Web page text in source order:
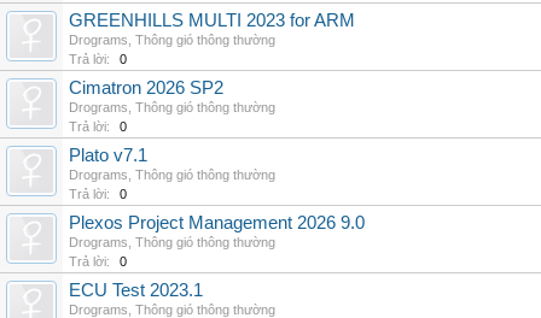
GREENHILLS MULTI 2023 for ARM
Drograms Thông gió thông thường
Trả lời:
0
Cimatron 2026 SP2
Drograms Thông gió thông thường
Trả lời:
0
Plato v7.1
Drograms Thông gió thông thường
Trả lời:
0
Plexos Project Management 2026 9.0
Drograms Thông gió thông thường
Trả lời:
0
ECU Test 2023.1
Drograms Thông gió thông thường